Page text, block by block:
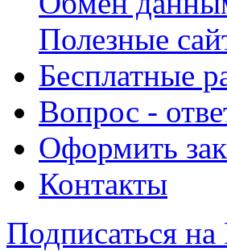
Полезные
Бесплатные
Вопрос -
Оформить
Контакты
Подписаться на